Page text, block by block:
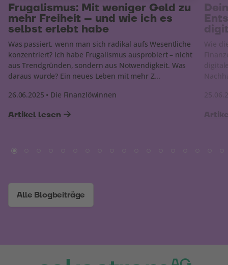
Frugalismus: Mit weniger Geld zu
mehr Freiheit – und wie ich es
selbst erlebt habe
Was passiert, wenn man sich radikal aufs Wesentliche
konzentriert? Ich habe Frugalismus ausprobiert – nicht
aus Trendgründen, sondern aus Notwendigkeit. Was
daraus wurde? Ein neues Leben mit mehr Z...
26.06.2025 • Die Finanzlöwinnen
Artikel lesen
Wie
Alle Blogbeiträge